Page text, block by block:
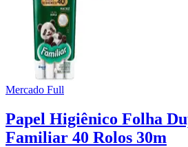
Mercado Full
Papel Higiênico Folha
Familiar 40 Rolos 30m